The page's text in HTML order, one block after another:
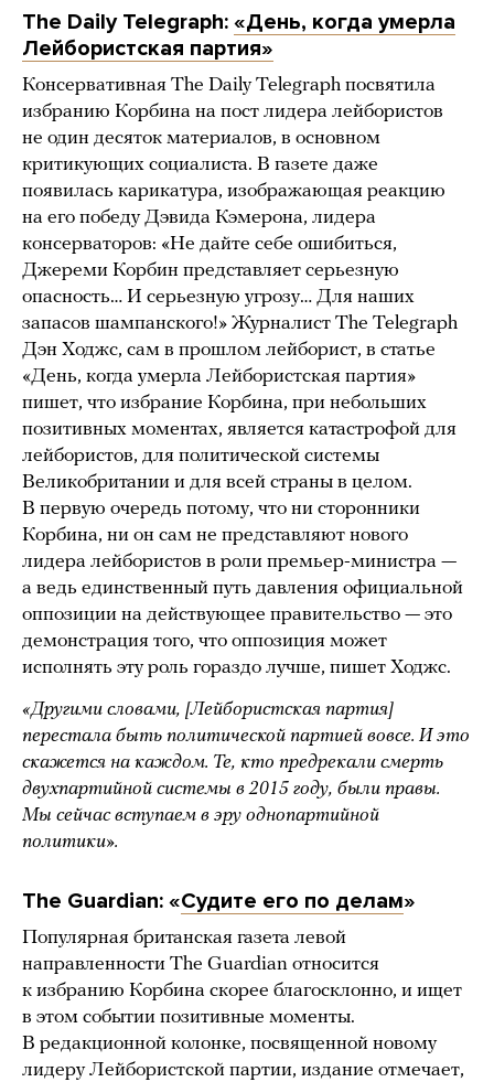
The Daily Telegraph: «День, когда умерла
Лейбористская партия»
Консервативная The Daily Telegraph посвятила
избранию Корбина на пост лидера лейбористов
не один десяток материалов, в основном
критикующих социалиста. В газете даже
появилась карикатура, изображающая реакцию
на его победу Дэвида Кэмерона, лидера
консерваторов: «Не дайте себе ошибиться,
Джереми Корбин представляет серьезную
опасность… И серьезную угрозу… Для наших
запасов шампанского!» Журналист The Telegraph
Дэн Ходжс, сам в прошлом лейборист, в статье
«День, когда умерла Лейбористская партия»
пишет, что избрание Корбина, при небольших
позитивных моментах, является катастрофой для
лейбористов, для политической системы
Великобритании и для всей страны в целом.
В первую очередь потому, что ни сторонники
Корбина, ни он сам не представляют нового
лидера лейбористов в роли премьер-министра —
а ведь единственный путь давления официальной
оппозиции на действующее правительство — это
демонстрация того, что оппозиция может
исполнять эту роль гораздо лучше, пишет Ходжс.
«Другими словами, [Лейбористская партия]
перестала быть политической партией вовсе. И это
скажется на каждом. Те, кто предрекали смерть
двухпартийной системы в 2015 году, были правы.
Мы сейчас вступаем в эру однопартийной
политики».
The Guardian: «Судите его по делам»
Популярная британская газета левой
направленности The Guardian относится
к избранию Корбина скорее благосклонно, и ищет
в этом событии позитивные моменты.
В редакционной колонке, посвященной новому
лидеру Лейбористской партии, издание отмечает,